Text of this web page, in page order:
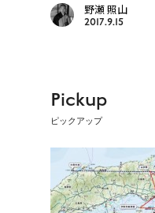
野瀬 照山
2017.9.15
Pickup
ピックアップ